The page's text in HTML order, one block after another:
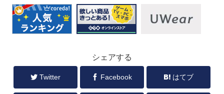
シェアする
Twitter Facebook はてブ